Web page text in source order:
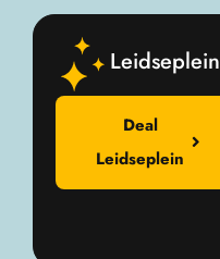
Leidseplein
Deal
Leidseplein